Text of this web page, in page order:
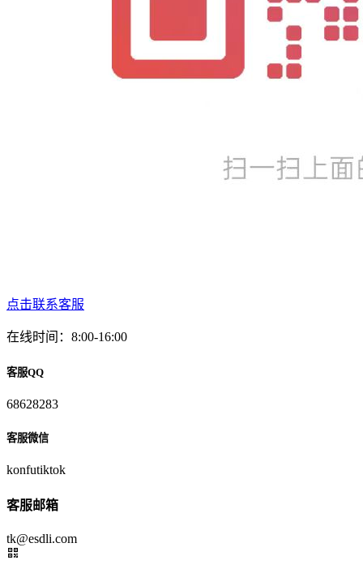
点击联系客服
在线时间：8:00-16:00
客服QQ
68628283
客服微信
konfutiktok
客服邮箱
tk@esdli.com